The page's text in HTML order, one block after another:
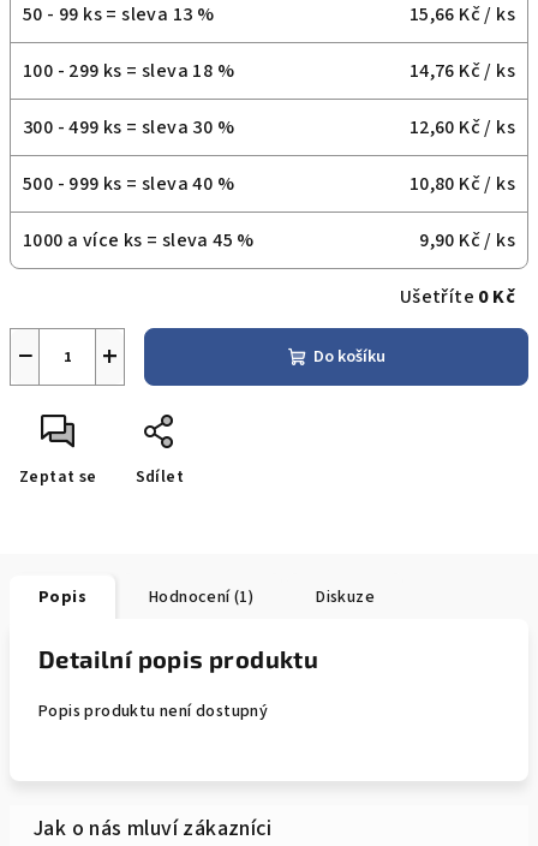
50 - 99 ks = sleva 13 % 15,66 Kč/ ks
100 - 299 ks = sleva 18 % 14,76 Kč/ ks
300 - 499 ks = sleva 30 % 12,60 Kč/ ks
500 - 999 ks = sleva 40 % 10,80 Kč/ ks
1000 a více ks = sleva 45 % 9,90 Kč/ ks
Ušetříte 0 Kč
+
− Do košíku
Zeptat se Sdílet
Popis Hodnocení (1) Diskuze
Detailní popis produktu
Popis produktu není dostupný